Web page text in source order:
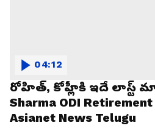
రోహిత్, కోహ్లీకి ఇదే లాస్ట్
Sharma ODI
Asianet News Telugu
04:12